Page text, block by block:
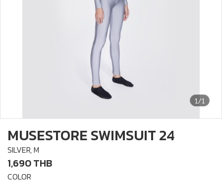
1/1
MUSESTORE SWIMSUIT 24
SILVER, M
1,690 THB
COLOR